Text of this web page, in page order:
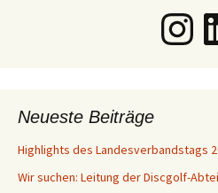
Neueste Beiträge
Highlights des Landesverbandstags
Wir suchen: Leitung der Discgolf-